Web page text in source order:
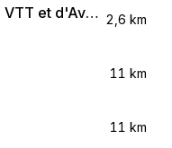
Evolution 2 - Ecole de Ski, VTT et d'Aventure 2,6 km
11 km
11 km